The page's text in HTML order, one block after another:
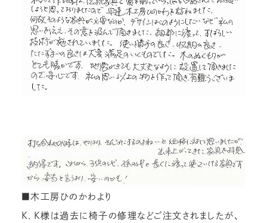
■木工房ひのかわより
K．K様は過去に椅子の修理などご注文されましたが、